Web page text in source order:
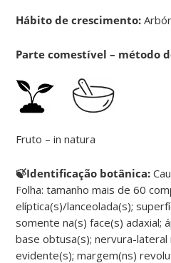
Hábito de crescimento:
Parte comestível – método
Fruto – in natura
🍃Identificação botânica:
Folha: tamanho mais de 60
elíptica(s)/lanceolada(s);
somente na(s) face(s) adaxial;
base obtusa(s); nervura-
evidente(s); margem(ns)